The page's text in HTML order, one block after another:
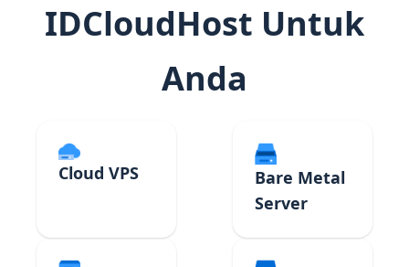
IDCloudHost Untuk
Anda
Cloud VPS
Bare Metal
Server